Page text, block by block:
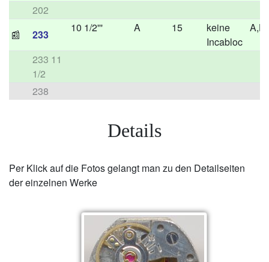
202
📰
233
10 1/2''' A 15
keine
Incabloc
233 11
1/2
238
Details
Per Klick auf die Fotos gelangt man zu den Detailseiten
der einzelnen Werke